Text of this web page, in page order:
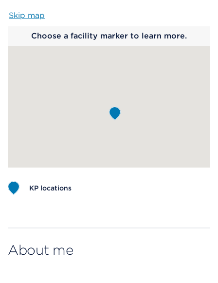
Skip map
Choose a facility marker to learn more.
KP locations
About me